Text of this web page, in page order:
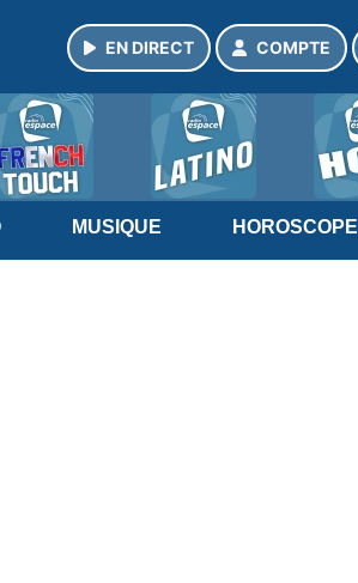
EN DIRECT COMPTE
MUSIQUE HOROSCOPE